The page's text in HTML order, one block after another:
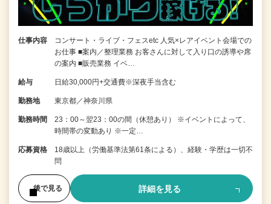
仕事内容
コンサート・ライブ・フェスetc 人気×レアイベント会場での
お仕事 ■案内／整理業務 お客さんに対して入り口の誘導や席
の案内 ■販売業務 イベ…
給与 日給30,000円+交通費※深夜手当含む
勤務地 東京都／神奈川県
勤務時間
23：00～翌23：00の間（休憩あり） ※イベントによって、
時間帯の変動あり ※一定…
応募資格
18歳以上（労働基準法第61条による）、経験・学歴は一切不
問
後で見る 詳細を見る